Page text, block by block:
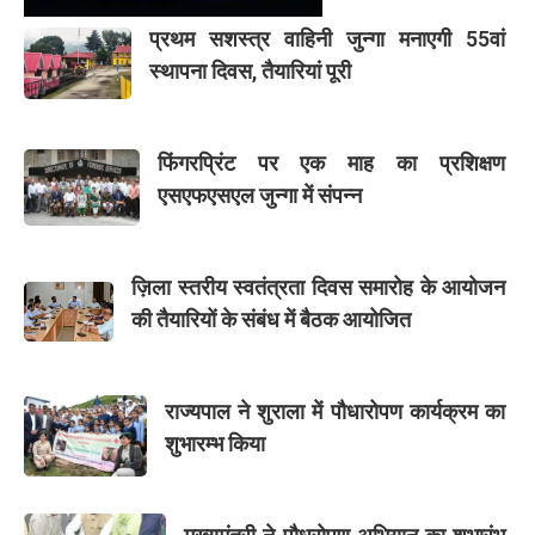
प्रथम सशस्त्र वाहिनी जुन्गा मनाएगी 55वां
स्थापना दिवस, तैयारियां पूरी
फिंगरप्रिंट पर एक माह का प्रशिक्षण
एसएफएसएल जुन्गा में संपन्न
ज़िला स्तरीय स्वतंत्रता दिवस समारोह के आयोजन
की तैयारियों के संबंध में बैठक आयोजित
राज्यपाल ने शुराला में पौधारोपण कार्यक्रम का
शुभारम्भ किया